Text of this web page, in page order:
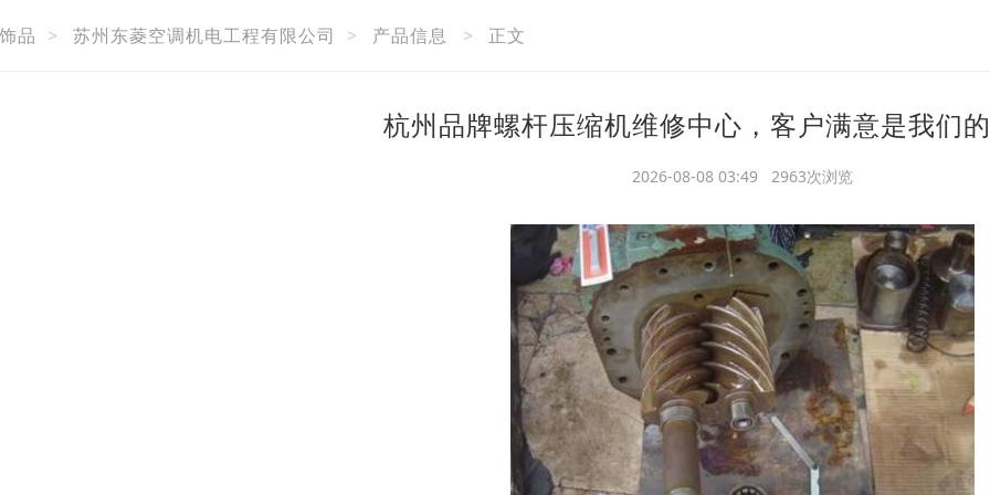
品 > 苏州东菱空调机电工程有限公司 > 产品信息 > 正文
杭州品牌螺杆压缩机维修中心，客户满意是我们
2026-08-08 03:49 2963次浏览